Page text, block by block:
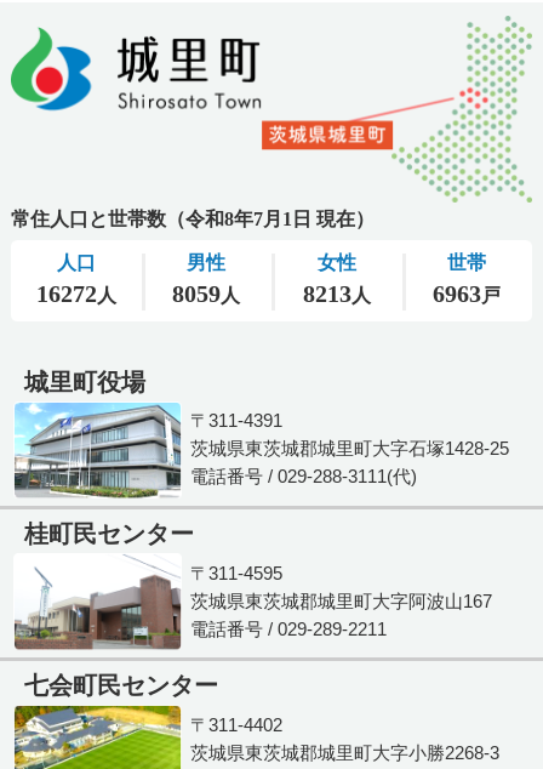
城里町役場
〒311-4391
茨城県東茨城郡城里町大字石塚1428-25
電話番号 / 029-288-3111(代)
桂町民センター
〒311-4595
茨城県東茨城郡城里町大字阿波山167
電話番号 / 029-289-2211
七会町民センター
〒311-4402
茨城県東茨城郡城里町大字小勝2268-3